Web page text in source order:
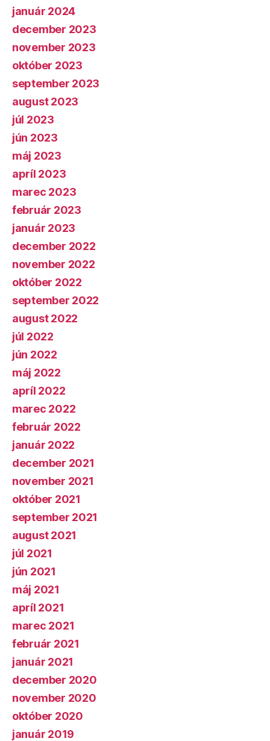
január 2024
december 2023
november 2023
október 2023
september 2023
august 2023
júl 2023
jún 2023
máj 2023
apríl 2023
marec 2023
február 2023
január 2023
december 2022
november 2022
október 2022
september 2022
august 2022
júl 2022
jún 2022
máj 2022
apríl 2022
marec 2022
február 2022
január 2022
december 2021
november 2021
október 2021
september 2021
august 2021
júl 2021
jún 2021
máj 2021
apríl 2021
marec 2021
február 2021
január 2021
december 2020
november 2020
október 2020
január 2019